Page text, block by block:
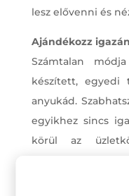
lesz elővenni és
Ajándékozz
Számtalan
készített, egyedi
anyukád.
egyikhez sincs
körül az
lőni, hiszen az